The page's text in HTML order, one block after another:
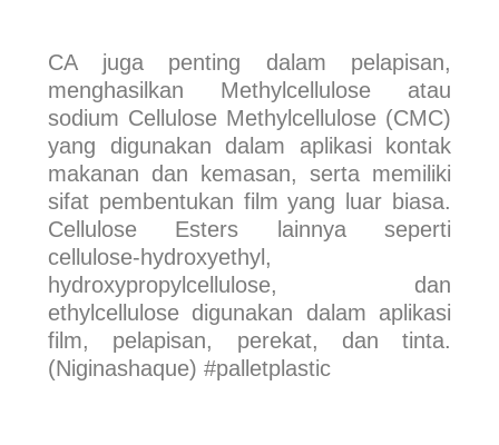
CA juga penting dalam pelapisan,
menghasilkan Methylcellulose atau
sodium Cellulose Methylcellulose (CMC)
yang digunakan dalam aplikasi kontak
makanan dan kemasan, serta memiliki
sifat pembentukan film yang luar biasa.
Cellulose Esters lainnya seperti
cellulose-hydroxyethyl,
hydroxypropylcellulose, dan
ethylcellulose digunakan dalam aplikasi
film, pelapisan, perekat, dan tinta.
(Niginashaque) #palletplastic